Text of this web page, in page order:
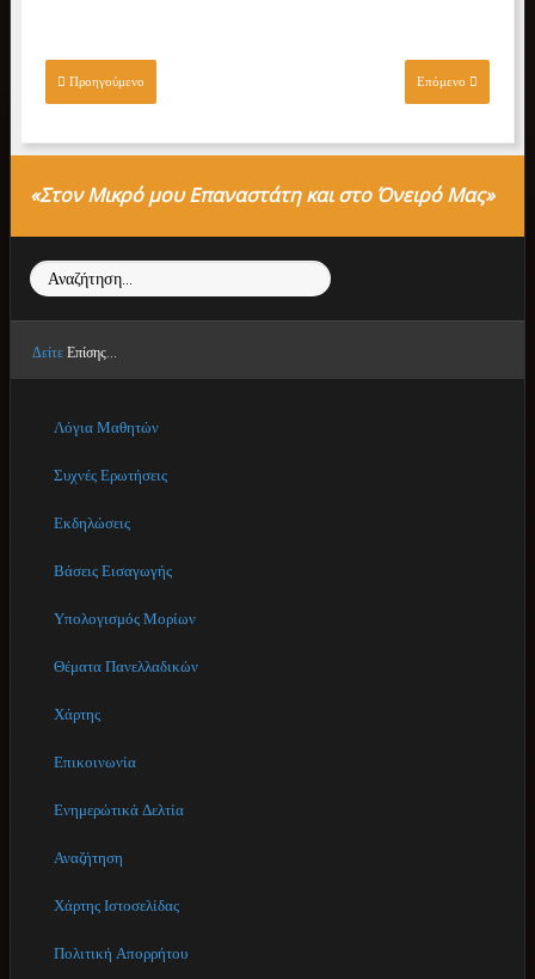
Προηγούμενο Επόμενο
«Στον Μικρό μου Επαναστάτη και στο Όνειρό Μας»
Αναζήτηση...
Δείτε Επίσης...
Λόγια Μαθητών
Συχνές Ερωτήσεις
Εκδηλώσεις
Βάσεις Εισαγωγής
Υπολογισμός Μορίων
Θέματα Πανελλαδικών
Χάρτης
Επικοινωνία
Ενημερώτικά Δελτία
Αναζήτηση
Χάρτης Ιστοσελίδας
Πολιτική Απορρήτου